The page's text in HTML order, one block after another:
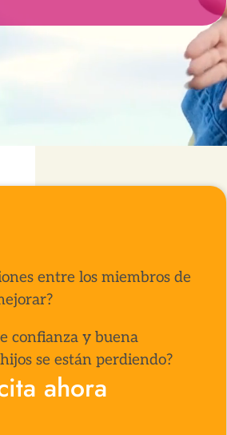
entre los miembros de
confianza y buena
se están perdiendo?
ahora